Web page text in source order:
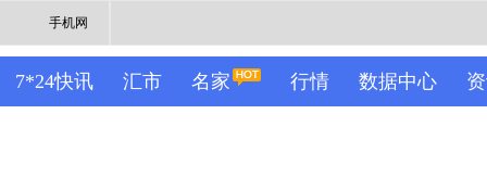
手机网
7*24快讯 汇市 名家 行情 数据中心